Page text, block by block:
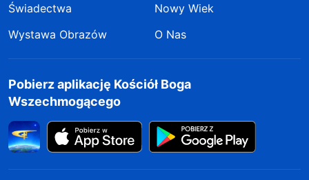
Świadectwa
Nowy Wiek
Wystawa Obrazów
O Nas
Pobierz aplikację Kościół Boga
Wszechmogącego